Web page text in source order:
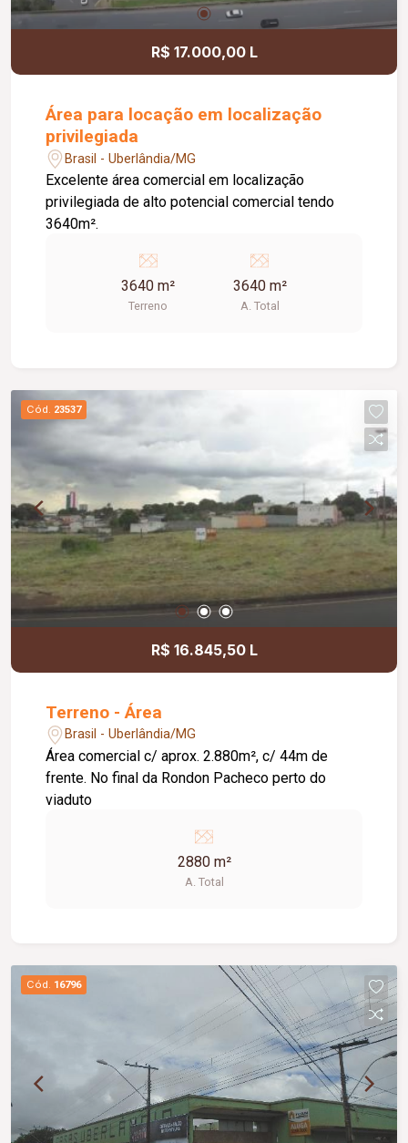
R$ 17.000,00 L
Área para locação em localização
privilegiada
Brasil - Uberlândia/MG
Excelente área comercial em localização
privilegiada de alto potencial comercial tendo
3640m².
3640 m²
Terreno
3640 m²
A. Total
Cód. 23537
R$ 16.845,50 L
Terreno - Área
Brasil - Uberlândia/MG
Área comercial c/ aprox. 2.880m², c/ 44m de
frente. No final da Rondon Pacheco perto do
viaduto
2880 m²
A. Total
Cód. 16796